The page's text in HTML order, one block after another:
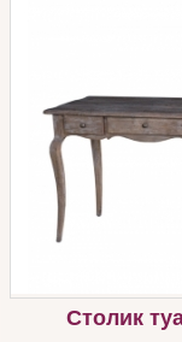
Столик